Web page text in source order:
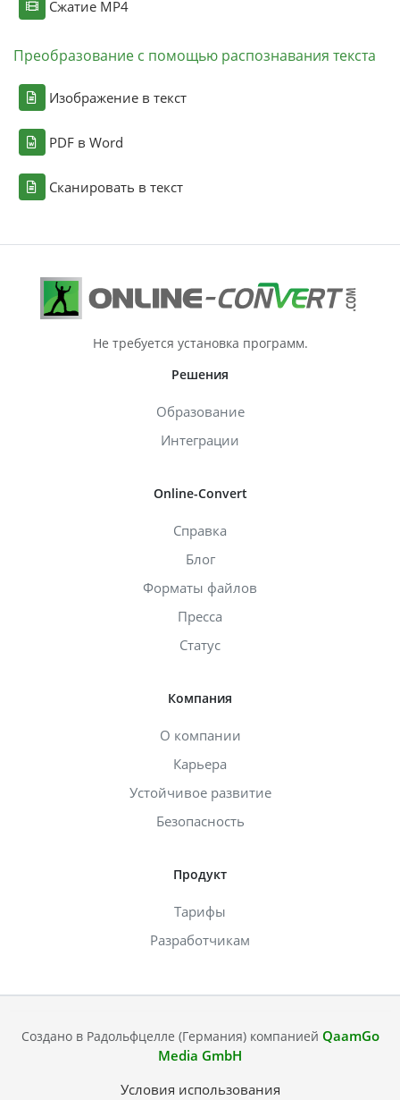
Сжатие MP4
Преобразование с помощью распознавания текста
Изображение в текст
PDF в Word
Сканировать в текст
Не требуется установка программ.
Решения
Образование
Интеграции
Online-Convert
Справка
Блог
Форматы файлов
Пресса
Статус
Компания
О компании
Карьера
Устойчивое развитие
Безопасность
Продукт
Тарифы
Разработчикам
Создано в Радольфцелле (Германия) компанией QaamGo
Media GmbH
Условия использования